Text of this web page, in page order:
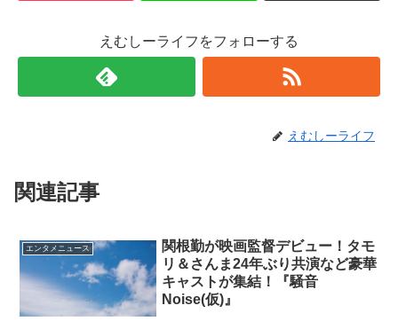
えむしーライフをフォローする
えむしーライフ
関連記事
エンタメニュース
関根勤が映画監督デビュー！タモ
リ＆さんま24年ぶり共演など豪華
キャストが集結！『騒音
Noise(仮)』